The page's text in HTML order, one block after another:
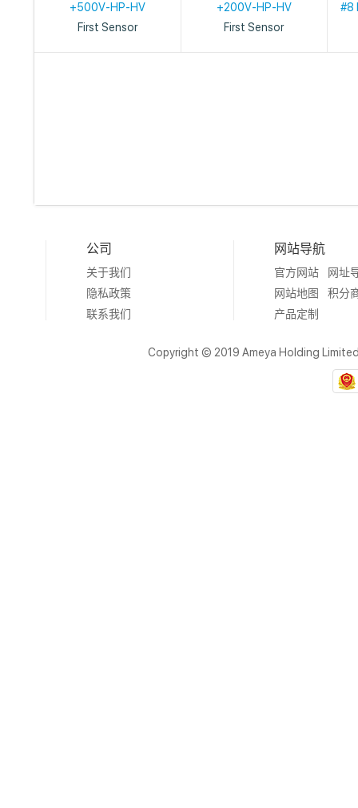
+500V-HP-HV
First Sensor
+200V-HP-HV
First Sensor
#8
公司
关于我们
隐私政策
联系我们
网站导航
官方网站
网址
网站地图
积分
产品定制
Copyright © 2019 Ameya Holding